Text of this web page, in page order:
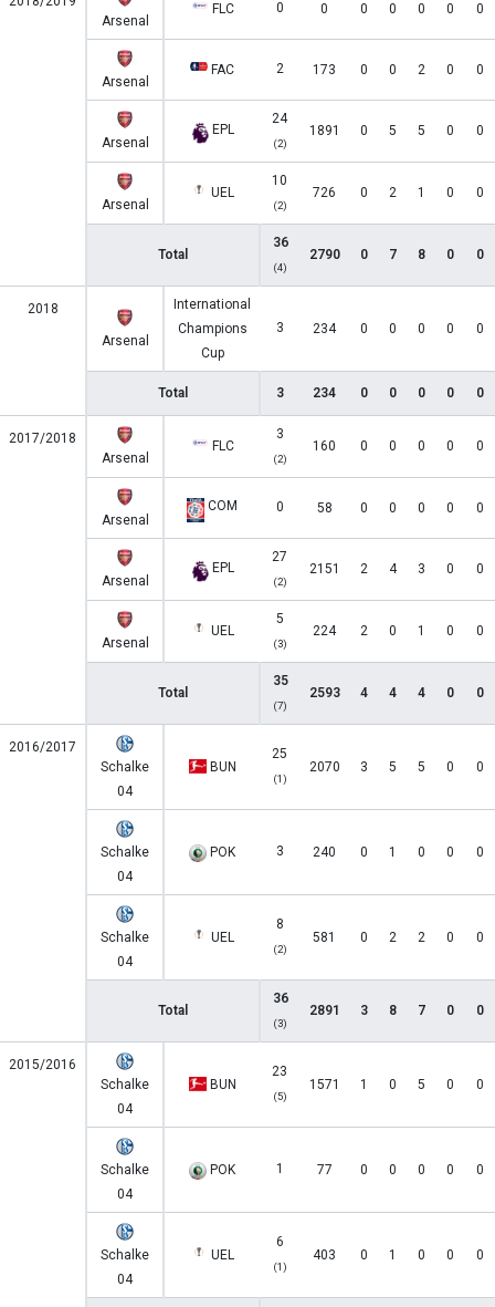
Arsenal
FLC 0 0 0 0 0 0 0
Arsenal
FAC 2 173 0 0 2 0 0
Arsenal
EPL
24
(2)
1891 0 5 5 0 0
Arsenal
UEL
10
(2)
726 0 2 1 0 0
Total
36
(4)
2790 0 7 8 0 0
2018
Arsenal
International
Champions
Cup
3 234 0 0 0 0 0
Total 3 234 0 0 0 0 0
2017/2018
Arsenal
FLC
3
(2)
160 0 0 0 0 0
Arsenal
COM 0 58 0 0 0 0 0
Arsenal
EPL
27
(2)
2151 2 4 3 0 0
Arsenal
UEL
5
(3)
224 2 0 1 0 0
Total
35
(7)
2593 4 4 4 0 0
2016/2017
Schalke
04
BUN
25
(1)
2070 3 5 5 0 0
Schalke
04
POK 3 240 0 1 0 0 0
Schalke
04
UEL
8
(2)
581 0 2 2 0 0
Total
36
(3)
2891 3 8 7 0 0
2015/2016
Schalke
04
BUN
23
(5)
1571 1 0 5 0 0
Schalke
04
POK 1 77 0 0 0 0 0
Schalke
04
UEL
6
(1)
403 0 1 0 0 0